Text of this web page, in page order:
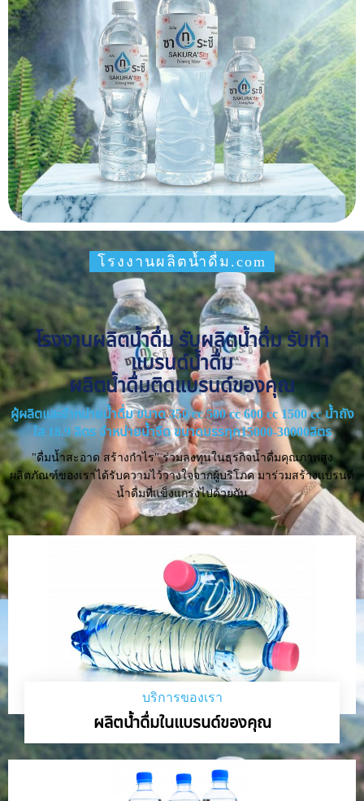
โรงงานผลิตน้ำดื่ม.com
โรงงานผลิตน้ำดื่ม รับผลิตน้ำดื่ม รับทำ
แบรนด์น้ำดื่ม
ผลิตน้ำดื่มติดแบรนด์ของคุณ
ผู้ผลิตและจำหน่ายน้ำดื่ม ขนาด 350 cc 500 cc 600 cc 1500 cc น้ำถัง
ใส 18.9 ลิตร จำหน่ายน้ำจืด ขนาดบรรทุก15000-30000ลิตร
"ดื่มน้ำสะอาด สร้างกำไร" ร่วมลงทุนในธุรกิจน้ำดื่มคุณภาพสูง
ผลิตภัณฑ์ของเราได้รับความไว้วางใจจากผู้บริโภค มาร่วมสร้างแบรนด์
น้ำดื่มที่แข็งแกร่งไปด้วยกัน
บริการของเรา
ผลิตน้ำดื่มในแบรนด์ของคุณ